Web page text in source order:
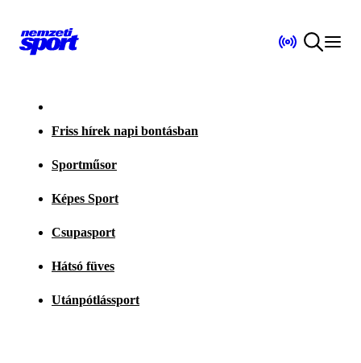
Friss hírek napi bontásban
Sportműsor
Képes Sport
Csupasport
Hátsó füves
Utánpótlássport